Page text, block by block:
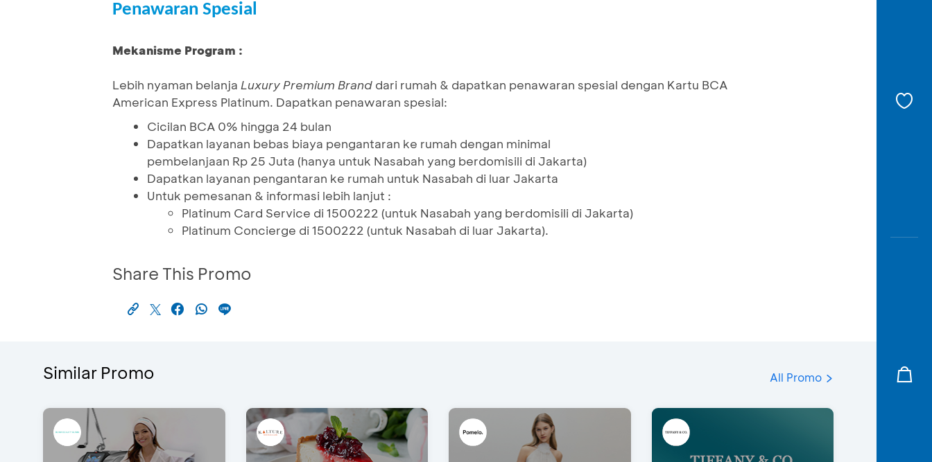
Penawaran Spesial
Mekanisme Program :
Lebih nyaman belanja Luxury Premium Brand dari rumah & dapatkan penawaran spesial dengan Kartu BCA
American Express Platinum. Dapatkan penawaran spesial:
Cicilan BCA 0% hingga 24 bulan
Dapatkan layanan bebas biaya pengantaran ke rumah dengan minimal
pembelanjaan Rp 25 Juta (hanya untuk Nasabah yang berdomisili di Jakarta)
Dapatkan layanan pengantaran ke rumah untuk Nasabah di luar Jakarta
Untuk pemesanan & informasi lebih lanjut :
Platinum Card Service di 1500222 (untuk Nasabah yang berdomisili di Jakarta)
Platinum Concierge di 1500222 (untuk Nasabah di luar Jakarta).
Share This Promo
Similar Promo All Promo